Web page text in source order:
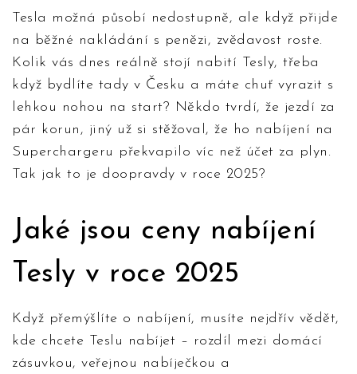
Tesla možná působí nedostupně, ale když přijde
na běžné nakládání s penězi, zvědavost roste.
Kolik vás dnes reálně stojí nabití Tesly, třeba
když bydlíte tady v Česku a máte chuť vyrazit s
lehkou nohou na start? Někdo tvrdí, že jezdí za
pár korun, jiný už si stěžoval, že ho nabíjení na
Superchargeru překvapilo víc než účet za plyn.
Tak jak to je doopravdy v roce 2025?
Jaké jsou ceny nabíjení
Tesly v roce 2025
Když přemýšlíte o nabíjení, musíte nejdřív vědět,
kde chcete Teslu nabíjet – rozdíl mezi domácí
zásuvkou, veřejnou nabíječkou a